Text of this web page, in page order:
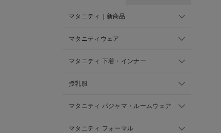
マタニティ｜新商品
マタニティウェア
マタニティ 下着・インナー
授乳服
マタニティ パジャマ・ルームウェア
マタニティ フォーマル